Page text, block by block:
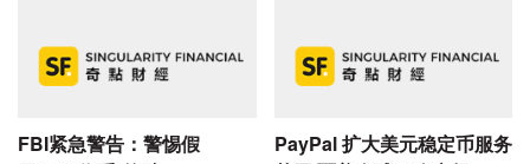
FBI紧急警告：警惕假
​PayPal 扩大美元稳定币服务